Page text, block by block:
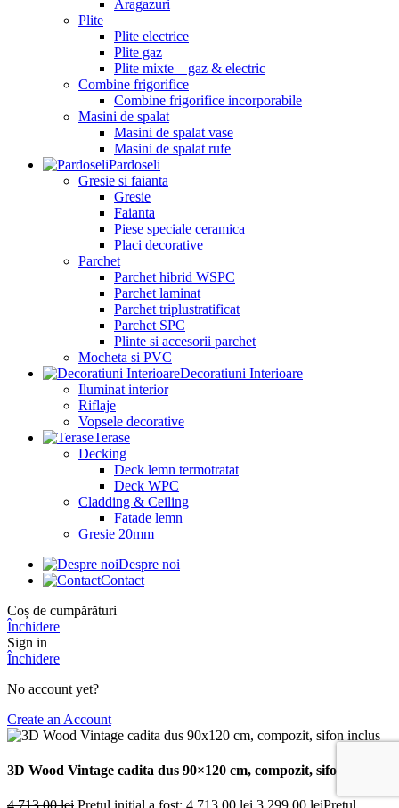
Aragazuri
Plite
Plite electrice
Plite gaz
Plite mixte – gaz & electric
Combine frigorifice
Combine frigorifice incorporabile
Masini de spalat
Masini de spalat vase
Masini de spalat rufe
Pardoseli
Gresie si faianta
Gresie
Faianta
Piese speciale ceramica
Placi decorative
Parchet
Parchet hibrid WSPC
Parchet laminat
Parchet triplustratificat
Parchet SPC
Plinte si accesorii parchet
Mocheta si PVC
Decoratiuni Interioare
Iluminat interior
Riflaje
Vopsele decorative
Terase
Decking
Deck lemn termotratat
Deck WPC
Cladding & Ceiling
Fatade lemn
Gresie 20mm
Despre noi
Contact
Coș de cumpărături
Închidere
Sign in
Închidere
No account yet?
Create an Account
3D Wood Vintage cadita dus 90×120 cm, compozit, sifon inclus